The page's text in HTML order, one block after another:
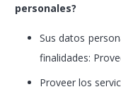
personales?
Sus datos
finalidades:
Proveer los